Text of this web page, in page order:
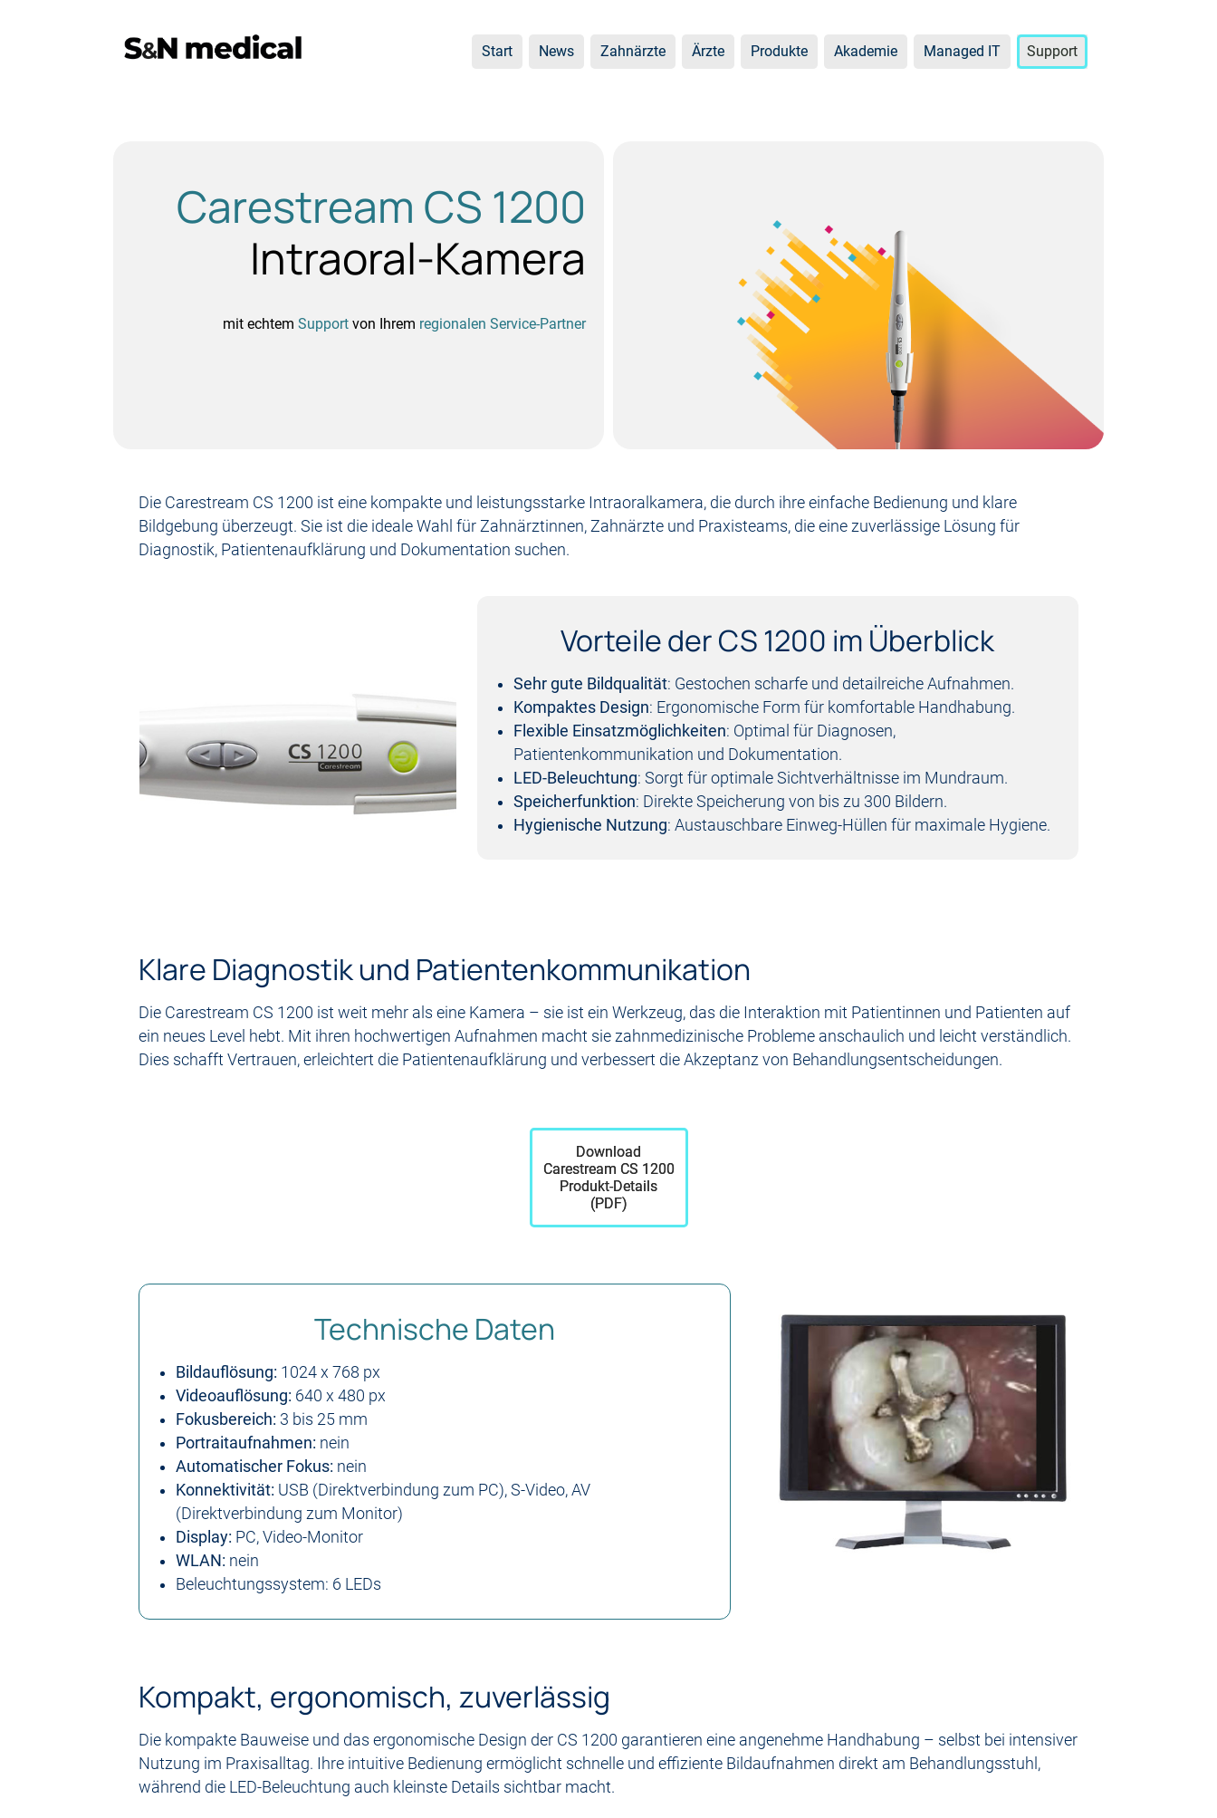
Start News Zahnärzte Ärzte Produkte Akademie Managed IT Support
Carestream CS 1200
Intraoral-Kamera
mit echtem Supportvon Ihrem regionalen Service-Partner
Die Carestream CS 1200 ist eine kompakte und leistungsstarke Intraoralkamera, die durch ihre einfache Bedienung und klare
Bildgebung überzeugt. Sie ist die ideale Wahl für Zahnärztinnen, Zahnärzte und Praxisteams, die eine zuverlässige Lösung für
Diagnostik, Patientenaufklärung und Dokumentation suchen.
Vorteile der CS 1200 im Überblick
Sehr gute Bildqualität: Gestochen scharfe und detailreiche Aufnahmen.
Kompaktes Design: Ergonomische Form für komfortable Handhabung.
Flexible Einsatzmöglichkeiten: Optimal für Diagnosen,
Patientenkommunikation und Dokumentation.
LED-Beleuchtung: Sorgt für optimale Sichtverhältnisse im Mundraum.
Speicherfunktion: Direkte Speicherung von bis zu 300 Bildern.
Hygienische Nutzung: Austauschbare Einweg-Hüllen für maximale Hygiene.
Klare Diagnostik und Patientenkommunikation
Die Carestream CS 1200 ist weit mehr als eine Kamera – sie ist ein Werkzeug, das die Interaktion mit Patientinnen und Patienten auf
ein neues Level hebt. Mit ihren hochwertigen Aufnahmen macht sie zahnmedizinische Probleme anschaulich und leicht verständlich.
Dies schafft Vertrauen, erleichtert die Patientenaufklärung und verbessert die Akzeptanz von Behandlungsentscheidungen.
Download
Carestream CS 1200
Produkt-Details
(PDF)
Technische Daten
Bildauflösung: 1024 x 768 px
Videoauflösung: 640 x 480 px
Fokusbereich: 3 bis 25 mm
Portraitaufnahmen: nein
Automatischer Fokus: nein
Konnektivität: USB (Direktverbindung zum PC), S-Video, AV
(Direktverbindung zum Monitor)
Display: PC, Video-Monitor
WLAN: nein
Beleuchtungssystem: 6 LEDs
Kompakt, ergonomisch, zuverlässig
Die kompakte Bauweise und das ergonomische Design der CS 1200 garantieren eine angenehme Handhabung – selbst bei intensiver
Nutzung im Praxisalltag. Ihre intuitive Bedienung ermöglicht schnelle und effiziente Bildaufnahmen direkt am Behandlungsstuhl,
während die LED-Beleuchtung auch kleinste Details sichtbar macht.